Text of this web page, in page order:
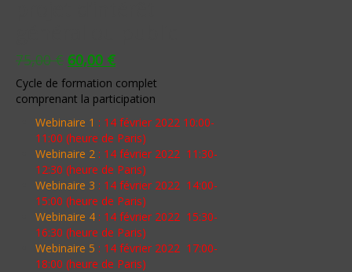
75,00€ 60,00 €
Cycle de formation complet
comprenant la participation
Webinaire 1 : 14 février 2022 10:00-
11:00 (heure de Paris)
Webinaire 2 : 14 février 2022 11:30-
12:30 (heure de Paris)
Webinaire 3 : 14 février 2022 14:00-
15:00 (heure de Paris)
Webinaire 4 : 14 février 2022 15:30-
16:30 (heure de Paris)
Webinaire 5 : 14 février 2022 17:00-
18:00 (heure de Paris)